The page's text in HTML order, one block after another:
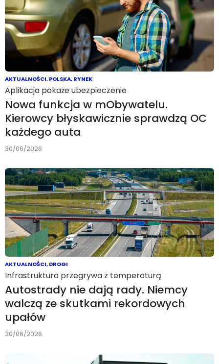
AKTUALNOŚCI,POLSKA,RYNEK
Aplikacja pokaże ubezpieczenie
Nowa funkcja w mObywatelu.
Kierowcy błyskawicznie sprawdzą OC
każdego auta
30/06/2026
AKTUALNOŚCI,DROGI
Infrastruktura przegrywa z temperaturą
Autostrady nie dają rady. Niemcy
walczą ze skutkami rekordowych
upałów
30/06/2026